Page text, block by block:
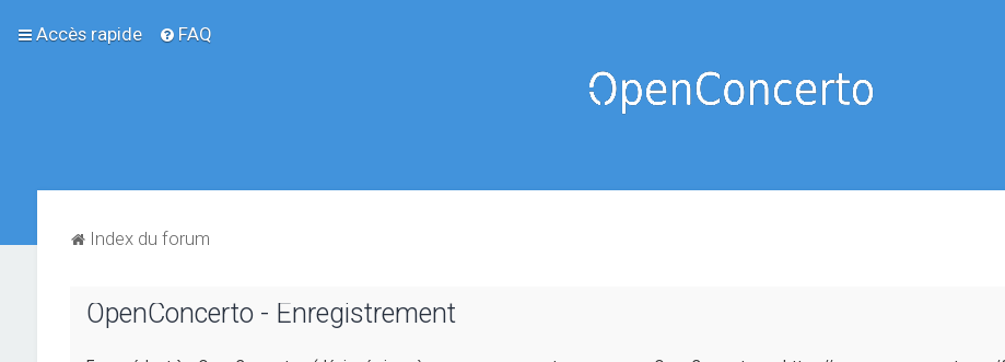
Accès rapide FAQ
Index du forum
OpenConcerto - Enregistrement